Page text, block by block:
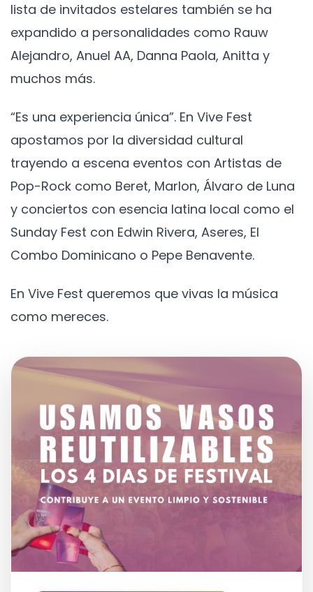
lista de invitados estelares también se ha
expandido a personalidades como Rauw
Alejandro, Anuel AA, Danna Paola, Anitta y
muchos más.
“Es una experiencia única”. En Vive Fest
apostamos por la diversidad cultural
trayendo a escena eventos con Artistas de
Pop-Rock como Beret, Marlon, Álvaro de Luna
y conciertos con esencia latina local como el
Sunday Fest con Edwin Rivera, Aseres, El
Combo Dominicano o Pepe Benavente.
En Vive Fest queremos que vivas la música
como mereces.